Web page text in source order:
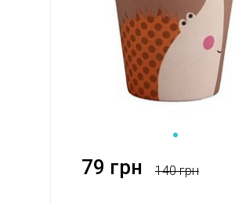
79 грн 140 грн